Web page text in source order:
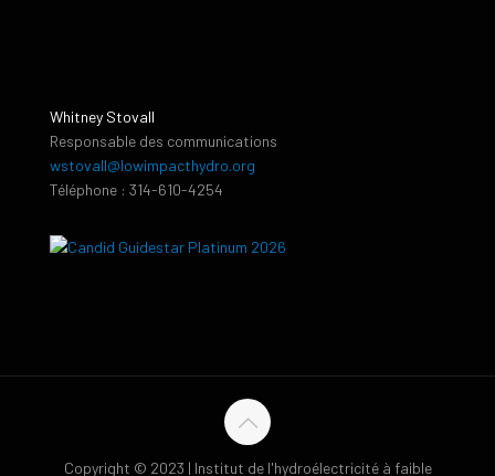
Whitney Stovall
Responsable des communications
wstovall@lowimpacthydro.org
Téléphone : 314-610-4254
Copyright © 2023 | Institut de l'hydroélectricité à faible